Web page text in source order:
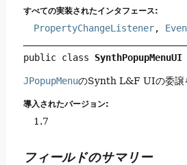
すべての実装されたインタフェース:
PropertyChangeListener,
public class SynthPopupMenuUI
JPopupMenuのSynth L&F UIの委譲
導入されたバージョン:
1.7
フィールドのサマリー